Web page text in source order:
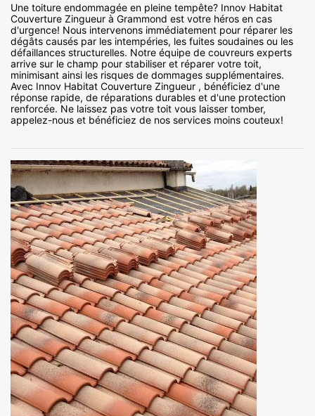
Une toiture endommagée en pleine tempête? Innov Habitat
Couverture Zingueur à Grammond est votre héros en cas
d'urgence! Nous intervenons immédiatement pour réparer les
dégâts causés par les intempéries, les fuites soudaines ou les
défaillances structurelles. Notre équipe de couvreurs experts
arrive sur le champ pour stabiliser et réparer votre toit,
minimisant ainsi les risques de dommages supplémentaires.
Avec Innov Habitat Couverture Zingueur , bénéficiez d'une
réponse rapide, de réparations durables et d'une protection
renforcée. Ne laissez pas votre toit vous laisser tomber,
appelez-nous et bénéficiez de nos services moins couteux!